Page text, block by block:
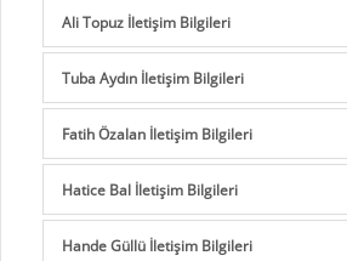
Ali Topuz İletişim Bilgileri
Tuba Aydın İletişim Bilgileri
Fatih Özalan İletişim Bilgileri
Hatice Bal İletişim Bilgileri
Hande Güllü İletişim Bilgileri